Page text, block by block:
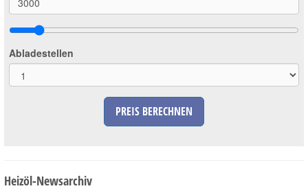
Abladestellen
PREIS BERECHNEN
Heizöl-Newsarchiv